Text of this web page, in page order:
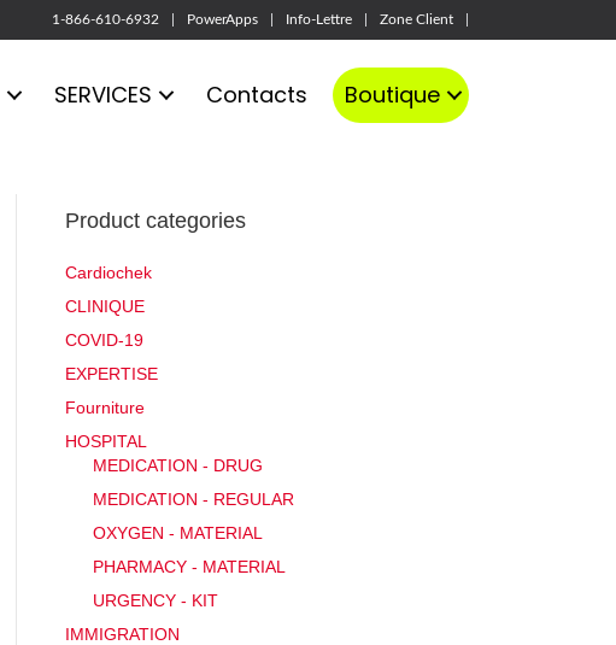
1-866-610-6932 PowerApps Info-Lettre Zone Client
SERVICES Contacts Boutique
Product categories
Cardiochek
CLINIQUE
COVID-19
EXPERTISE
Fourniture
HOSPITAL
MEDICATION - DRUG
MEDICATION - REGULAR
OXYGEN - MATERIAL
PHARMACY - MATERIAL
URGENCY - KIT
IMMIGRATION